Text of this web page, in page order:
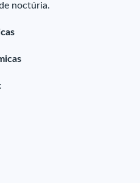
noctúria.